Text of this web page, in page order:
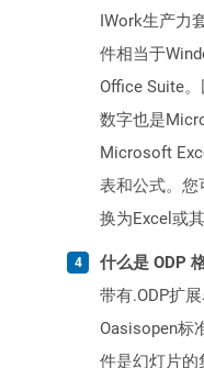
IWork生产力
件相当于
Office Suite
数字也是
Microsoft
表和公式。您
换为Excel或
什么是 ODP
带有.ODP扩
Oasisopen标
件是幻灯片的